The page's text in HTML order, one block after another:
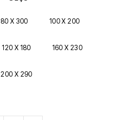
80 X 300 100 X 200
120 X 180 160 X 230
200 X 290